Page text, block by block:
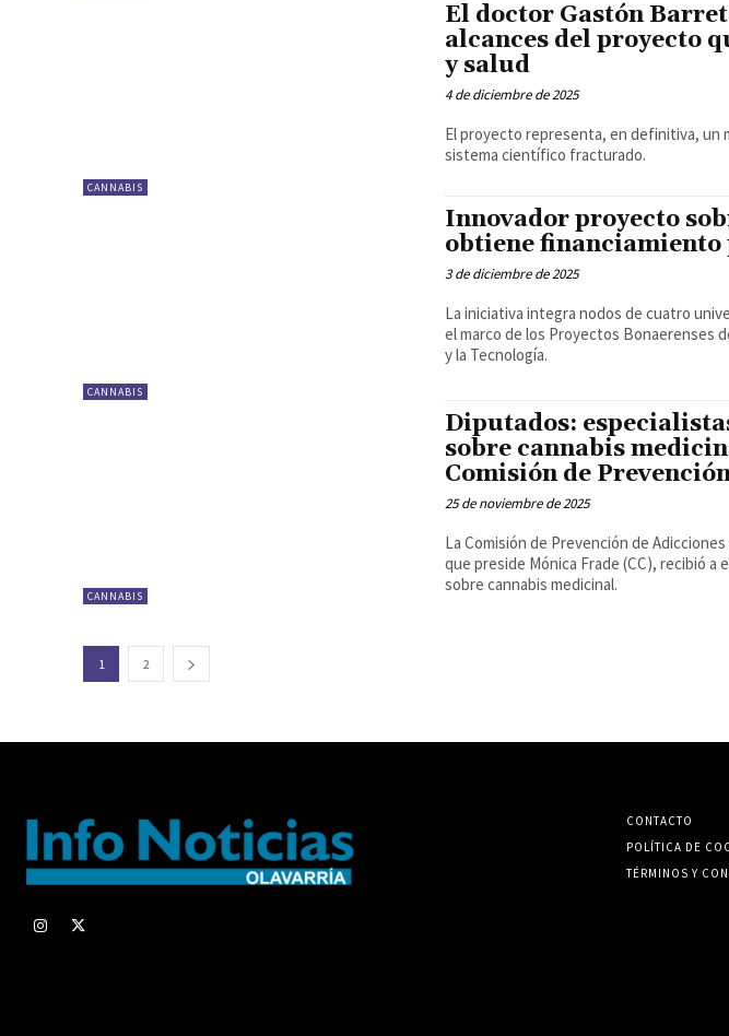
CANNABIS
El doctor Gastón
alcances del proyecto
y salud
4 de diciembre de 2025
El proyecto representa, en definitiva, un
sistema científico fracturado.
CANNABIS
Innovador proyecto
obtiene
3 de diciembre de 2025
La iniciativa integra nodos de cuatro
el marco de los Proyectos Bonaerenses
y la Tecnología.
CANNABIS
Diputados:
sobre cannabis
Comisión de
25 de noviembre de 2025
La Comisión de Prevención de
que preside Mónica Frade (CC), recibió a
sobre cannabis medicinal.
1 2
CONTACTO
POLÍTICA DE
TÉRMINOS Y